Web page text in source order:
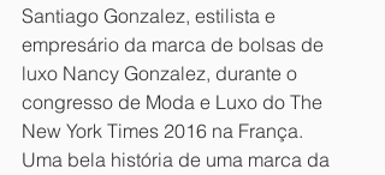
Santiago Gonzalez, estilista e
empresário da marca de bolsas de
luxo Nancy Gonzalez, durante o
congresso de Moda e Luxo do The
New York Times 2016 na França.
Uma bela história de uma marca da